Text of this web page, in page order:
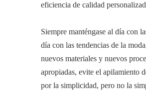
eficiencia de calidad
Siempre manténgase al día con
día con las tendencias de la
nuevos materiales y nuevos
apropiadas, evite el apilamiento
por la simplicidad, pero no la